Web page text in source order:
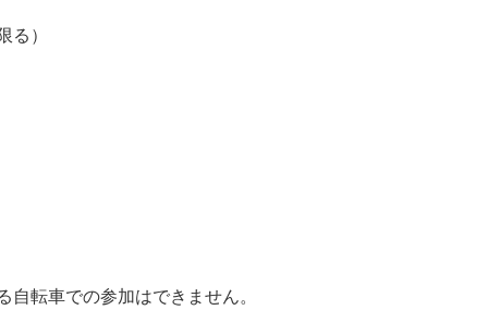
）
転車での参加はできません。